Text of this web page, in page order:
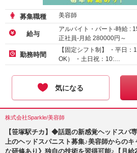
募集職種 美容師
給与
アルバイト・パート-時給 :
正社員-月給 280000円～
勤務時間
【固定シフト制】 ・平日
OK） ・土日祝：10:…
気になる
株式会社Sparkle/美容師
【笹塚駅チカ】◆話題の新感覚ヘッドスパ
上のヘッドスパニスト募集♪美容師からの
な研修あり》独自の技術を習得可能♪【月給